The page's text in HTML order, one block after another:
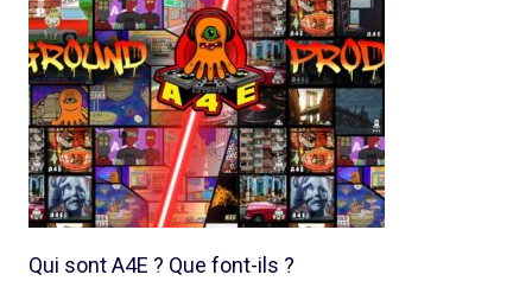
Qui sont A4E ? Que font-ils ?